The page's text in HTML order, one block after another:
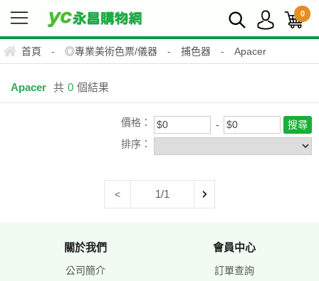
0
首頁 - ◎專業美術色票/儀器 - 捕色器 - Apacer
Apacer 共 0 個結果
價格：
排序：
< 1/1
關於我們
公司簡介
會員中心
訂單查詢